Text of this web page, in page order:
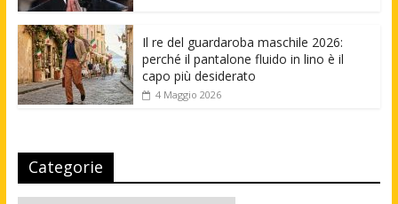
Il re del guardaroba maschile 2026:
perché il pantalone fluido in lino è il
capo più desiderato
4 Maggio 2026
Categorie